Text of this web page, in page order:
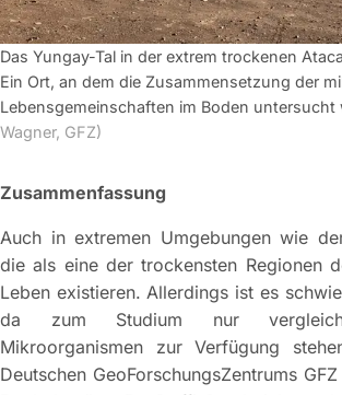
Das Yungay-Tal in der extrem trockenen
Ein Ort, an dem die Zusammensetzung der
Lebensgemeinschaften im Boden
Wagner, GFZ)
vorherige Folie
Zusammenfassung
Auch in extremen Umgebungen wie
die als eine der trockensten Regionen
Leben existieren. Allerdings ist es
da zum Studium nur
Mikroorganismen zur Verfügung
Deutschen GeoForschungsZentrums